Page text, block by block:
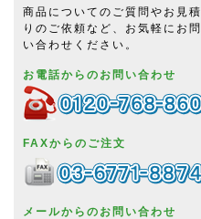
商品についてのご質問やお見積
りのご依頼など、お気軽にお問
い合わせください。
お電話からのお問い合わせ
FAXからのご注文
メールからのお問い合わせ